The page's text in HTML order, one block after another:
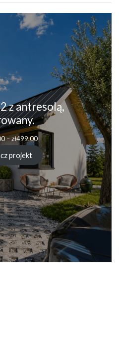
z antresolą,
–zł499.00Zakres
cen:
od
zł249.00
do
zł499.00
projekt